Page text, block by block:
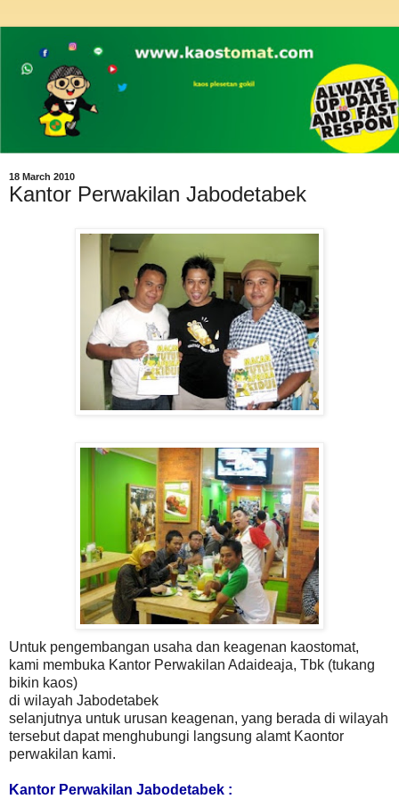
18 March 2010
Kantor Perwakilan Jabodetabek
Untuk pengembangan usaha dan keagenan kaostomat,
kami membuka Kantor Perwakilan Adaideaja, Tbk (tukang
bikin kaos)
di wilayah Jabodetabek
selanjutnya untuk urusan keagenan, yang berada di wilayah
tersebut dapat menghubungi langsung alamt Kaontor
perwakilan kami.
Kantor Perwakilan Jabodetabek :